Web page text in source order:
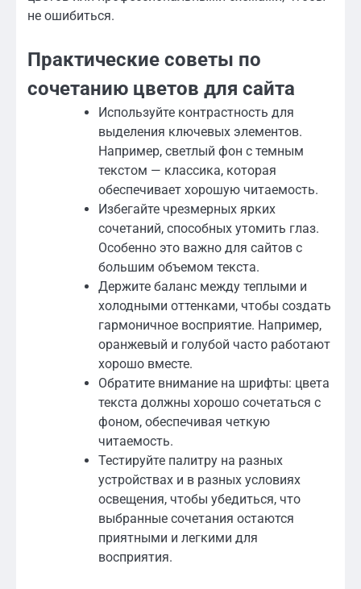
не ошибиться.
Практические советы по
сочетанию цветов для сайта
Используйте контрастность для
выделения ключевых элементов.
Например, светлый фон с темным
текстом — классика, которая
обеспечивает хорошую читаемость.
Избегайте чрезмерных ярких
сочетаний, способных утомить глаз.
Особенно это важно для сайтов с
большим объемом текста.
Держите баланс между теплыми и
холодными оттенками, чтобы создать
гармоничное восприятие. Например,
оранжевый и голубой часто работают
хорошо вместе.
Обратите внимание на шрифты: цвета
текста должны хорошо сочетаться с
фоном, обеспечивая четкую
читаемость.
Тестируйте палитру на разных
устройствах и в разных условиях
освещения, чтобы убедиться, что
выбранные сочетания остаются
приятными и легкими для
восприятия.